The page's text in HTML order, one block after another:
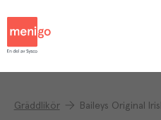
Gräddlikör Baileys Original